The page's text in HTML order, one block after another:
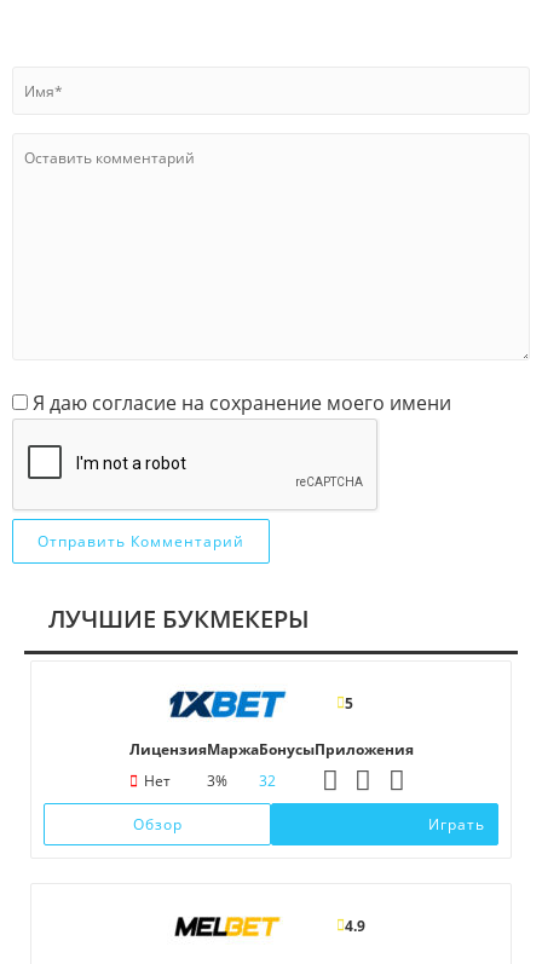
Я даю согласие на сохранение моего имени
ЛУЧШИЕ БУКМЕКЕРЫ
5
Лицензия
Нет
Маржа
3%
Бонусы
32
Приложения
Обзор Играть
4.9